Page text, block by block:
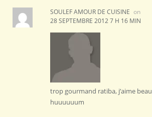
SOULEF AMOUR DE CUISINE on
28 SEPTEMBRE 2012 7 H 16 MIN
trop gourmand ratiba, j’aime
huuuuuum